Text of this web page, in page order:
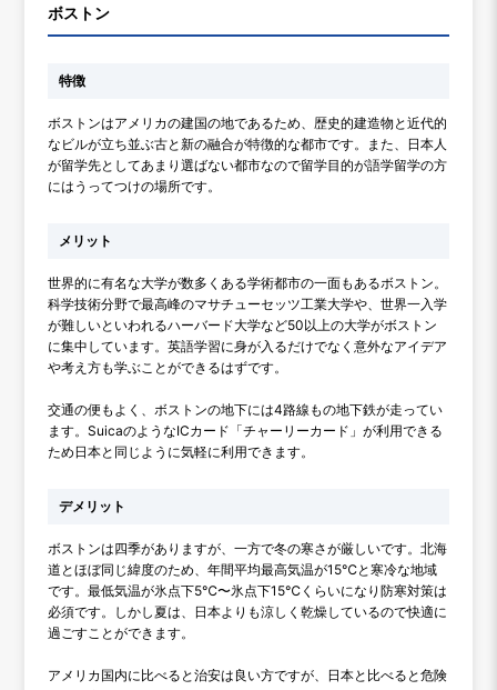
ボストン
特徴
ボストンはアメリカの建国の地であるため、歴史的建造物と近代的
なビルが立ち並ぶ古と新の融合が特徴的な都市です。また、日本人
が留学先としてあまり選ばない都市なので留学目的が語学留学の方
にはうってつけの場所です。
メリット
世界的に有名な大学が数多くある学術都市の一面もあるボストン。
科学技術分野で最高峰のマサチューセッツ工業大学や、世界一入学
が難しいといわれるハーバード大学など50以上の大学がボストン
に集中しています。英語学習に身が入るだけでなく意外なアイデア
や考え方も学ぶことができるはずです。
交通の便もよく、ボストンの地下には4路線もの地下鉄が走ってい
ます。SuicaのようなICカード「チャーリーカード」が利用できる
ため日本と同じように気軽に利用できます。
デメリット
ボストンは四季がありますが、一方で冬の寒さが厳しいです。北海
道とほぼ同じ緯度のため、年間平均最高気温が15℃と寒冷な地域
です。最低気温が氷点下5℃〜氷点下15℃くらいになり防寒対策は
必須です。しかし夏は、日本よりも涼しく乾燥しているので快適に
過ごすことができます。
アメリカ国内に比べると治安は良い方ですが、日本と比べると危険